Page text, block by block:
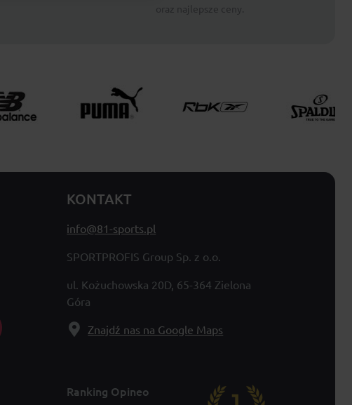
KONTAKT
info@81-sports.pl
SPORTPROFIS Group Sp. z o.o.
ul. Kożuchowska 20D, 65-364 Zielona
Góra
Znajdź nas na Google Maps
Ranking Opineo